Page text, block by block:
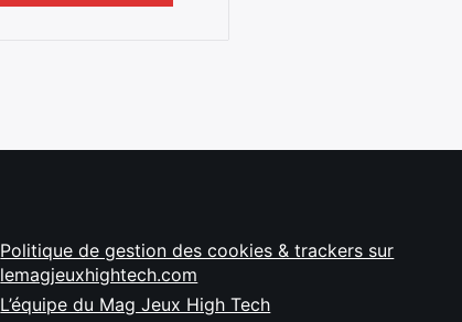
Politique de gestion des cookies & trackers sur
lemagjeuxhightech.com
L’équipe du Mag Jeux High Tech